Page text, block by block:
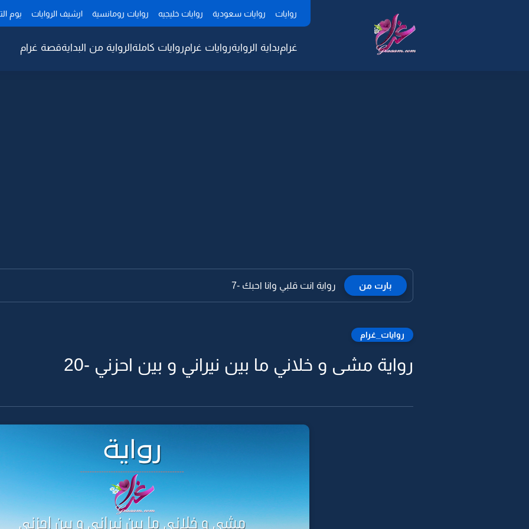
روايات روايات سعودية روايات خليجيه روايات رومانسية ارشيف الروايات يوم
غرامبداية الروايةروايات غرامروايات كاملةالرواية من البدايةقصة غرام
بارت من رواية انت قلبي وانا احبك -7
روايات_غرام
رواية مشى و خلاني ما بين نيراني و بين احزني -20